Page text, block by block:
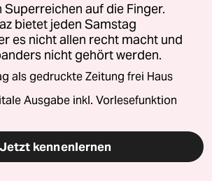
Superreichen auf die Finger.
bietet jeden Samstag
es nicht allen recht macht und
nicht gehört werden.
als gedruckte Zeitung frei Haus
Ausgabe inkl. Vorlesefunktion
Jetzt kennenlernen